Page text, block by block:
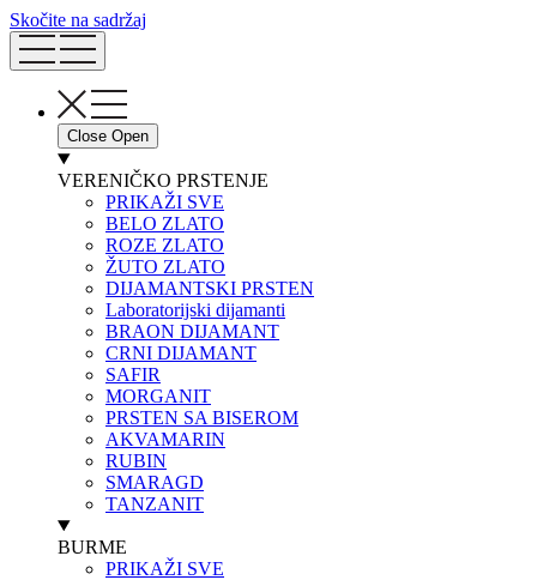
Skočite na sadržaj
Close Open
VERENIČKO PRSTENJE
PRIKAŽI SVE
BELO ZLATO
ROZE ZLATO
ŽUTO ZLATO
DIJAMANTSKI PRSTEN
Laboratorijski dijamanti
BRAON DIJAMANT
CRNI DIJAMANT
SAFIR
MORGANIT
PRSTEN SA BISEROM
AKVAMARIN
RUBIN
SMARAGD
TANZANIT
BURME
PRIKAŽI SVE